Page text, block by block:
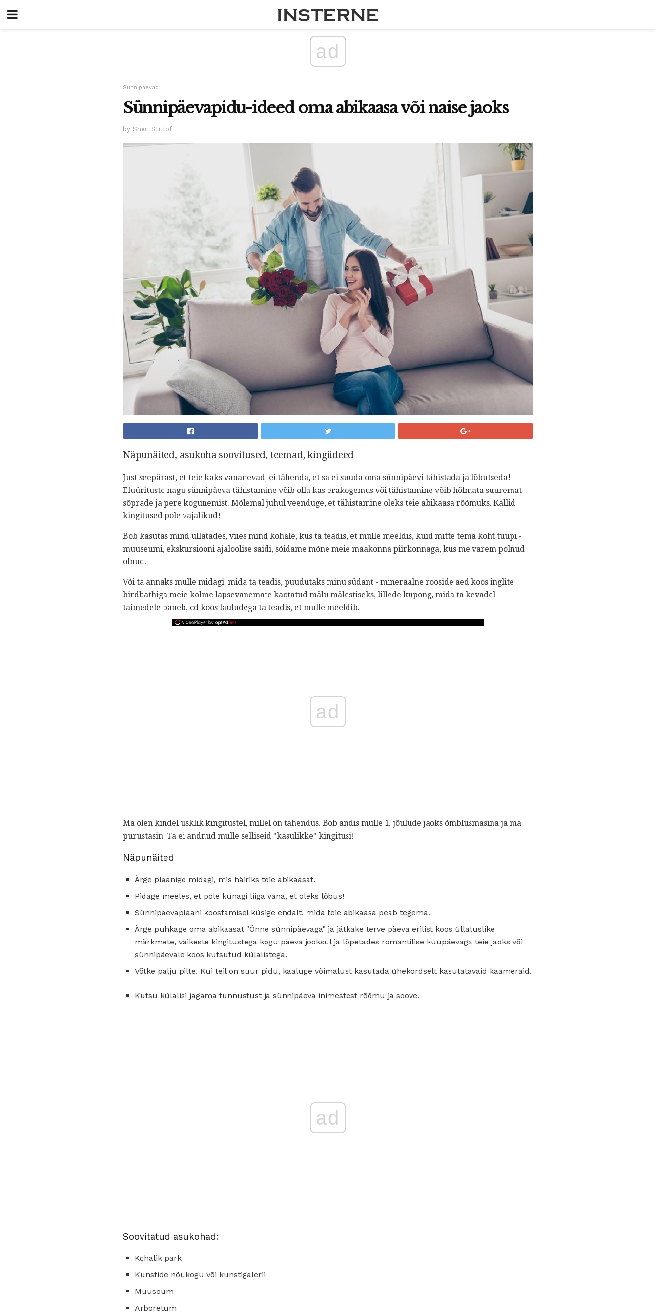
ad
Sünnipäevad
Sünnipäevapidu-ideed oma abikaasa või naise jaoks
by Sheri Stritof
Näpunäited, asukoha soovitused, teemad, kingiideed
Just seepärast, et teie kaks vananevad, ei tähenda, et sa ei suuda oma sünnipäevi tähistada ja lõbutseda!
Eluürituste nagu sünnipäeva tähistamine võib olla kas erakogemus või tähistamine võib hõlmata suuremat
sõprade ja pere kogunemist. Mõlemal juhul veenduge, et tähistamine oleks teie abikaasa rõõmuks. Kallid
kingitused pole vajalikud!
Bob kasutas mind üllatades, viies mind kohale, kus ta teadis, et mulle meeldis, kuid mitte tema koht tüüpi -
muuseumi, ekskursiooni ajaloolise saidi, sõidame mõne meie maakonna piirkonnaga, kus me varem polnud
olnud.
Või ta annaks mulle midagi, mida ta teadis, puudutaks minu südant - mineraalne rooside aed koos inglite
birdbathiga meie kolme lapsevanemate kaotatud mälu mälestiseks, lillede kupong, mida ta kevadel
taimedele paneb, cd koos lauludega ta teadis, et mulle meeldib.
ad
Ma olen kindel usklik kingitustel, millel on tähendus. Bob andis mulle 1. jõulude jaoks õmblusmasina ja ma
purustasin. Ta ei andnud mulle selliseid "kasulikke" kingitusi!
Näpunäited
Ärge plaanige midagi, mis häiriks teie abikaasat.
Pidage meeles, et pole kunagi liiga vana, et oleks lõbus!
Sünnipäevaplaani koostamisel küsige endalt, mida teie abikaasa peab tegema.
Ärge puhkage oma abikaasat "Õnne sünnipäevaga" ja jätkake terve päeva erilist koos üllatuslike
märkmete, väikeste kingitustega kogu päeva jooksul ja lõpetades romantilise kuupäevaga teie jaoks või
sünnipäevale koos kutsutud külalistega.
Võtke palju pilte. Kui teil on suur pidu, kaaluge võimalust kasutada ühekordselt kasutatavaid kaameraid.
Kutsu külalisi jagama tunnustust ja sünnipäeva inimestest rõõmu ja soove.
ad
Soovitatud asukohad:
Kohalik park
Kunstide nõukogu või kunstigalerii
Muuseum
Arboretum